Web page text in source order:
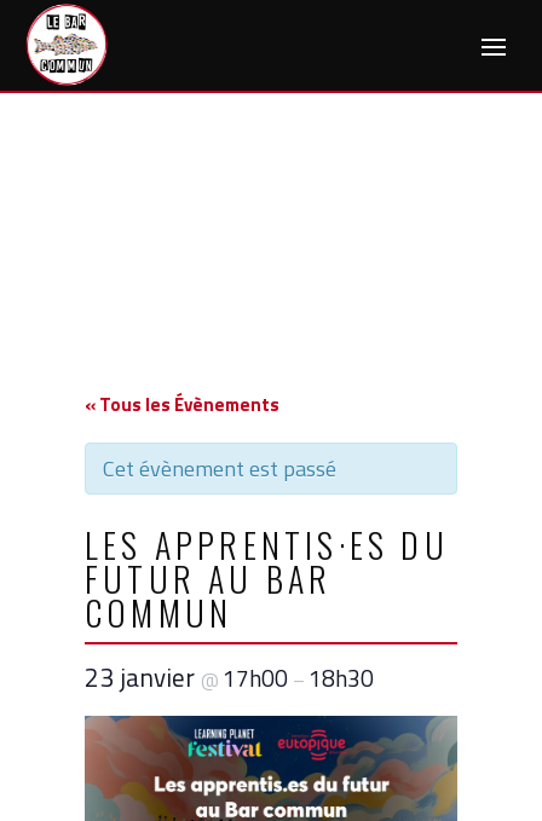
Skip
content
« Tous les Évènements
Cet évènement est passé
LES APPRENTIS·ES DU
FUTUR AU BAR
COMMUN
23 janvier @ 17h00 – 18h30